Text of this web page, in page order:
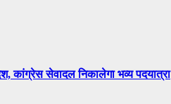
कांग्रेस सेवादल निकालेगा भव्य पदयात्रा